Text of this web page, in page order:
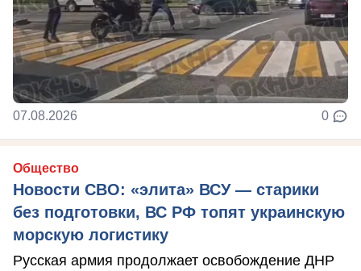
07.08.2026 0
Общество
Новости СВО: «элита» ВСУ — старики
без подготовки, ВС РФ топят украинскую
морскую логистику
Русская армия продолжает освобождение ДНР